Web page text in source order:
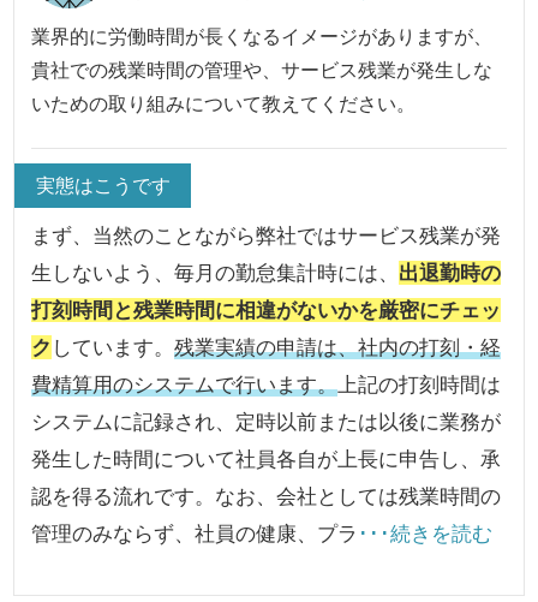
業界的に労働時間が長くなるイメージがありますが、
貴社での残業時間の管理や、サービス残業が発生しな
いための取り組みについて教えてください。
実態はこうです
まず、当然のことながら弊社ではサービス残業が発
生しないよう、毎月の勤怠集計時には、 出退勤時の
打刻時間と残業時間に相違がないかを厳密にチェッ
ク しています。残業実績の申請は、社内の打刻・経
費精算用のシステムで行います。上記の打刻時間は
システムに記録され、定時以前または以後に業務が
発生した時間について社員各自が上長に申告し、承
認を得る流れです。なお、会社としては残業時間の
管理のみならず、社員の健康、プラ ･･･続きを読む